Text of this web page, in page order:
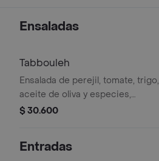
Ensaladas
Tabbouleh
Ensalada de perejil, tomate, trigo,
aceite de oliva y especies,
acompañadas con pan árabe.
$ 30.600
Entradas